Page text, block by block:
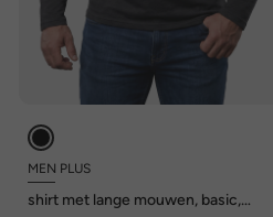
MEN PLUS
shirt met lange mouwen, basic,